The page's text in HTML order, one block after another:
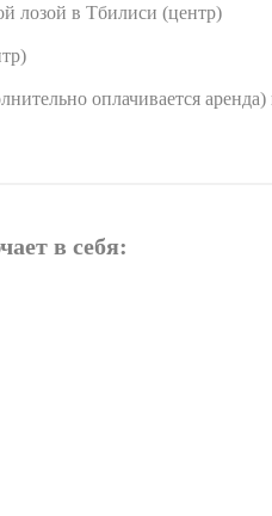
лозой в Тбилиси (центр)
оплачивается
в себя: